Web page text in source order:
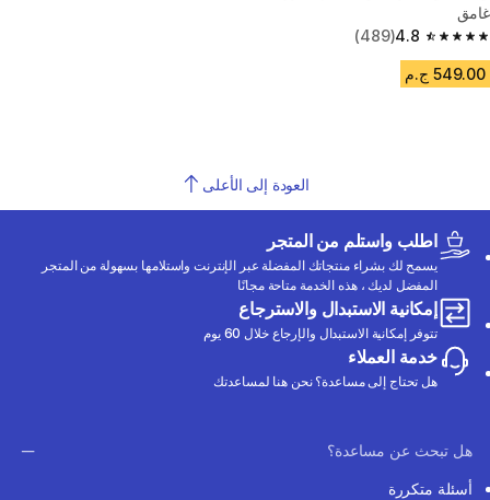
غامق
4.8
4.8 out of 5 stars from 489 reviews
(489)
549.00 ج.م
العودة إلى الأعلى
اطلب واستلم من المتجر
يسمح لك بشراء منتجاتك المفضلة عبر الإنترنت واستلامها بسهولة من المتجر
المفضل لديك ، هذه الخدمة متاحة مجانًا
إمكانية الاستبدال والاسترجاع
تتوفر إمكانية الاستبدال والإرجاع خلال 60 يوم
خدمة العملاء
هل تحتاج إلى مساعدة؟ نحن هنا لمساعدتك
هل تبحث عن مساعدة؟
أسئلة متكررة